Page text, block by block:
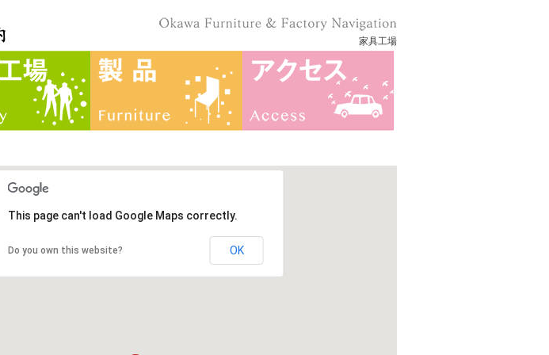
家具工場
This page can't load Google Maps correctly.
Do you own this website? OK